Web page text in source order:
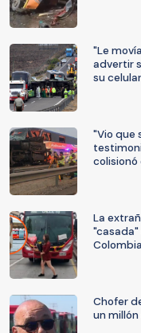
"Le
advertir
su celular
"Vio que
colisionó
La
Colombia
Chofer
un